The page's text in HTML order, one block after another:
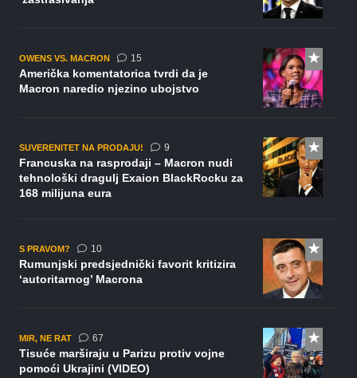
OWENS VS. MACRON 15komentara
Američka komentatorica tvrdi da je
Macron naredio njezino ubojstvo
SUVERENITET NA PRODAJU! 9komentara
Francuska na rasprodaji – Macron nudi
tehnološki dragulj Exaion BlackRocku za
168 milijuna eura
S PRAVOM? 10komentara
Rumunjski predsjednički favorit kritizira
‘autoritarnog’ Macrona
MIR, NE RAT 67komentara
Tisuće marširaju u Parizu protiv vojne
pomoći Ukrajini (VIDEO)